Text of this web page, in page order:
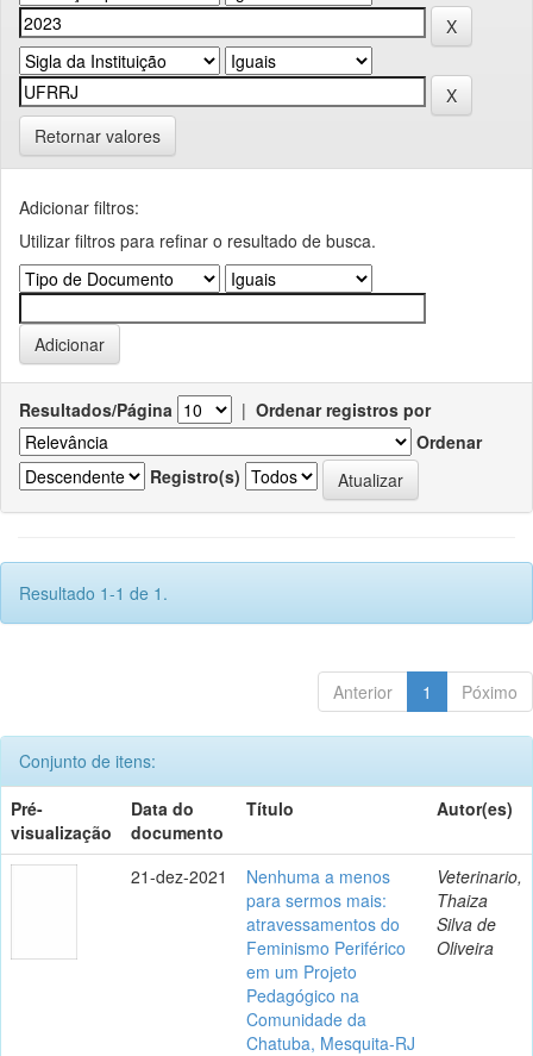
Retornar valores
Adicionar filtros:
Utilizar filtros para refinar o resultado de busca.
Resultados/Página | Ordenar registros por
Ordenar
Registro(s)
Resultado 1-1 de 1.
Anterior 1 Póximo
Conjunto de itens:
Pré-
visualização
Data do
documento
Título Autor(es)
21-dez-2021
Nenhuma a menos
para sermos mais:
atravessamentos do
Feminismo Periférico
em um Projeto
Pedagógico na
Comunidade da
Chatuba, Mesquita-RJ
Veterinario,
Thaiza
Silva de
Oliveira